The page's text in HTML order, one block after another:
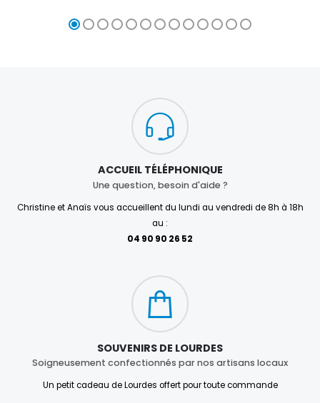
ACCUEIL TÉLÉPHONIQUE
Une question, besoin d'aide ?
Christine et Anaïs vous accueillent du lundi au vendredi de 8h à 18h
au :
04 90 90 26 52
SOUVENIRS DE LOURDES
Soigneusement confectionnés par nos artisans locaux
Un petit cadeau de Lourdes offert pour toute commande